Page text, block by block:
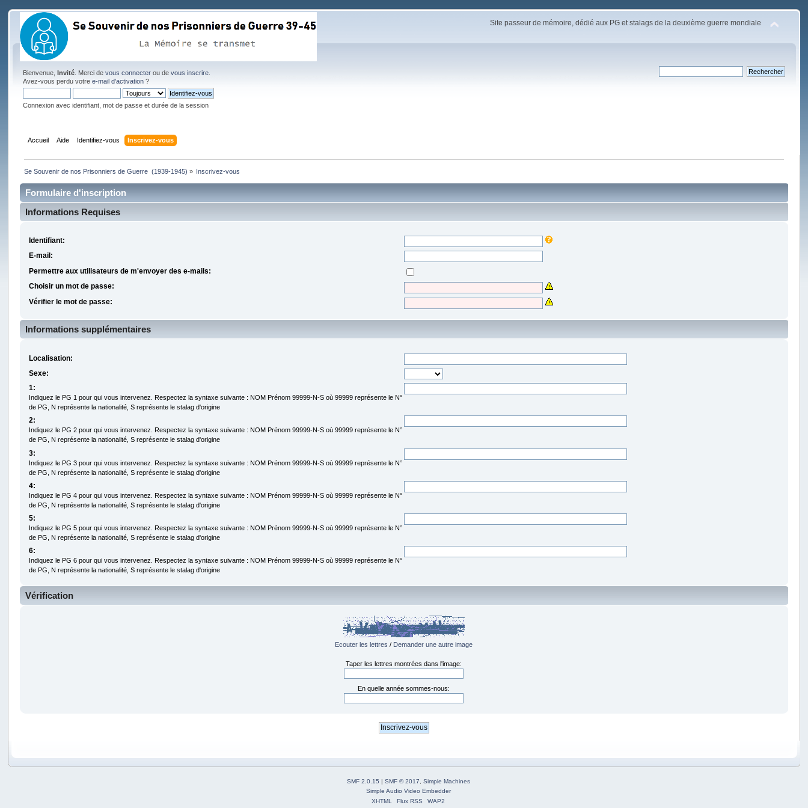
Site passeur de mémoire, dédié aux PG et stalags de la deuxième guerre mondiale
Bienvenue,Invité . Merci devous connecter ou devous inscrire
Avez-vous perdu votree-mail d'activation ?
Connexion avec identifiant, mot de passe et durée de la session
Accueil Aide Identifiez-vous Inscrivez-vous
Se Souvenir de nos Prisonniers de Guerre  (1939-1945) » Inscrivez-vous
Formulaire d'inscription
Informations Requises
Identifiant:
E-mail:
Permettre aux utilisateurs de m'envoyer des e-mails:
Choisir un mot de passe:
Vérifier le mot de passe:
Informations supplémentaires
Localisation:
Sexe:
1:
Indiquez le PG 1 pour qui vous intervenez. Respectez la syntaxe suivante : NOM Prénom 99999-N-S où 99999 représente le N°
de PG, N représente la nationalité, S représente le stalag d'origine
2:
Indiquez le PG 2 pour qui vous intervenez. Respectez la syntaxe suivante : NOM Prénom 99999-N-S où 99999 représente le N°
de PG, N représente la nationalité, S représente le stalag d'origine
3:
Indiquez le PG 3 pour qui vous intervenez. Respectez la syntaxe suivante : NOM Prénom 99999-N-S où 99999 représente le N°
de PG, N représente la nationalité, S représente le stalag d'origine
4:
Indiquez le PG 4 pour qui vous intervenez. Respectez la syntaxe suivante : NOM Prénom 99999-N-S où 99999 représente le N°
de PG, N représente la nationalité, S représente le stalag d'origine
5:
Indiquez le PG 5 pour qui vous intervenez. Respectez la syntaxe suivante : NOM Prénom 99999-N-S où 99999 représente le N°
de PG, N représente la nationalité, S représente le stalag d'origine
6:
Indiquez le PG 6 pour qui vous intervenez. Respectez la syntaxe suivante : NOM Prénom 99999-N-S où 99999 représente le N°
de PG, N représente la nationalité, S représente le stalag d'origine
Vérification
Ecouter les lettres / Demander une autre image
Taper les lettres montrées dans l'image:
En quelle année sommes-nous:
SMF 2.0.15 | SMF © 2017
Simple Machines
Simple Audio Video Embedder
XHTML
Flux RSS WAP2